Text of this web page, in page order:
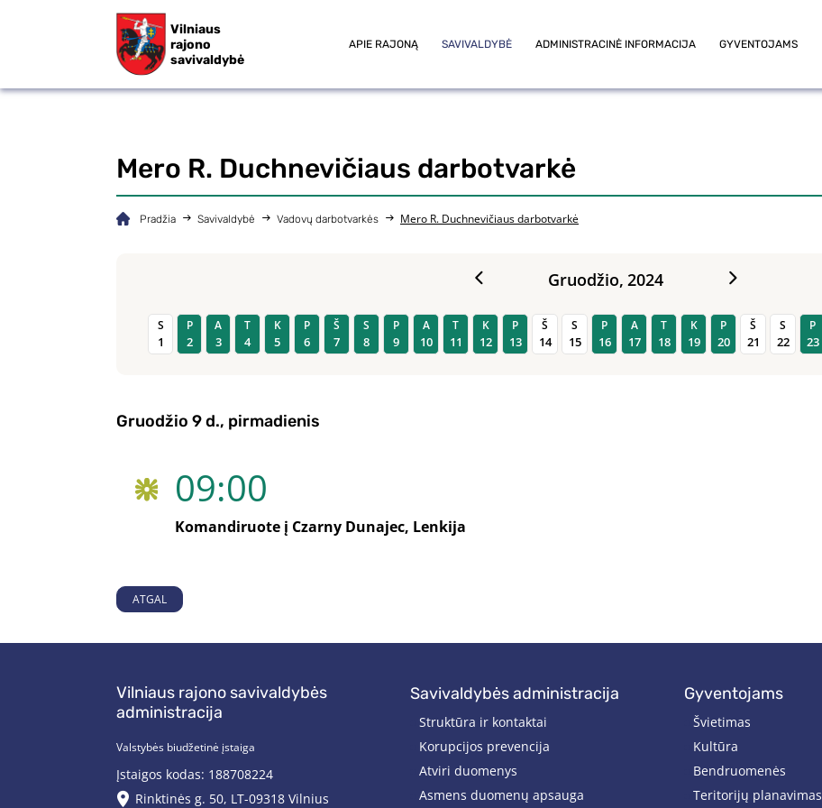
Vilniaus
rajono
savivaldybė
APIE RAJONĄ SAVIVALDYBĖ ADMINISTRACINĖ INFORMACIJA GYVENTOJAMS
Mero R. Duchnevičiaus darbotvarkė
Pradžia Savivaldybė Vadovų darbotvarkės Mero R. Duchnevičiaus darbotvarkė
Gruodžio, 2024
S
1
P
2
A
3
T
4
K
5
P
6
Š
7
S
8
P
9
A
10
T
11
K
12
P
13
Š
14
S
15
P
16
A
17
T
18
K
19
P
20
Š
21
S
22
P
23
Gruodžio 9 d., pirmadienis
09:00
Komandiruote į Czarny Dunajec, Lenkija
ATGAL
Vilniaus rajono savivaldybės
administracija
Valstybės biudžetinė įstaiga
Įstaigos kodas: 188708224
Rinktinės g. 50, LT-09318 Vilnius
savivaldybės administracija
Struktūra ir kontaktai
Korupcijos prevencija
Atviri duomenys
Asmens duomenų apsauga
gyventojams
Švietimas
Kultūra
Bendruomenės
Teritorijų planavimas